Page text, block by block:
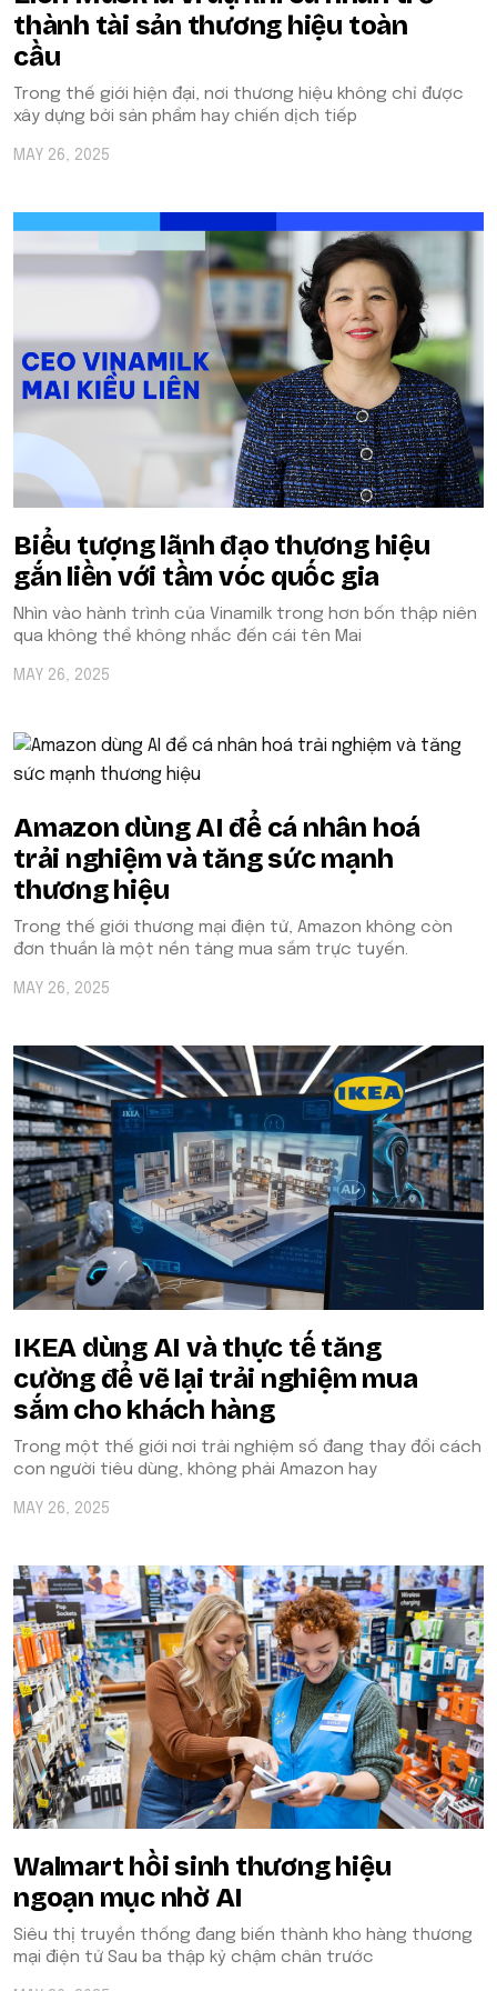
thành tài sản thương hiệu toàn
cầu
Trong thế giới hiện đại, nơi thương hiệu không chỉ được
xây dựng bởi sản phẩm hay chiến dịch tiếp
MAY 26, 2025
Biểu tượng lãnh đạo thương hiệu
gắn liền với tầm vóc quốc gia
Nhìn vào hành trình của Vinamilk trong hơn bốn thập niên
qua không thể không nhắc đến cái tên Mai
MAY 26, 2025
Amazon dùng AI để cá nhân hoá
trải nghiệm và tăng sức mạnh
thương hiệu
Trong thế giới thương mại điện tử, Amazon không còn
đơn thuần là một nền tảng mua sắm trực tuyến.
MAY 26, 2025
IKEA dùng AI và thực tế tăng
cường để vẽ lại trải nghiệm mua
sắm cho khách hàng
Trong một thế giới nơi trải nghiệm số đang thay đổi cách
con người tiêu dùng, không phải Amazon hay
MAY 26, 2025
Walmart hồi sinh thương hiệu
ngoạn mục nhờ AI
Siêu thị truyền thống đang biến thành kho hàng thương
mại điện tử Sau ba thập kỷ chậm chân trước